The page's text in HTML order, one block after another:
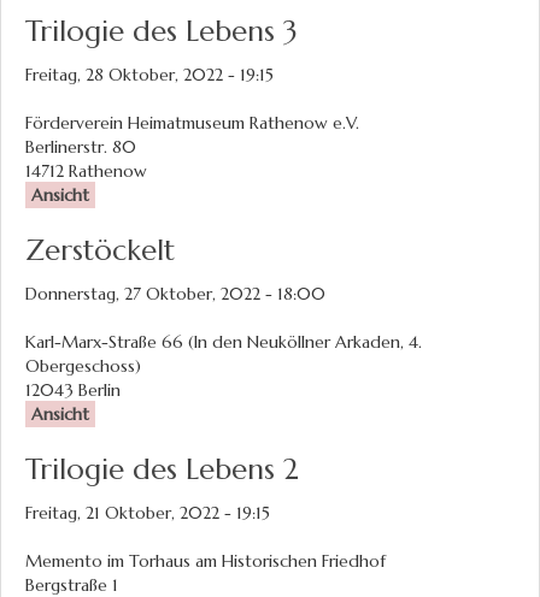
Trilogie des Lebens 3
Freitag, 28 Oktober, 2022 - 19:15
Förderverein Heimatmuseum Rathenow e.V.
Berlinerstr. 80
14712 Rathenow
Ansicht
Zerstöckelt
Donnerstag, 27 Oktober, 2022 - 18:00
Karl-Marx-Straße 66 (In den Neuköllner Arkaden, 4.
Obergeschoss)
12043 Berlin
Ansicht
Trilogie des Lebens 2
Freitag, 21 Oktober, 2022 - 19:15
Memento im Torhaus am Historischen Friedhof
Bergstraße 1